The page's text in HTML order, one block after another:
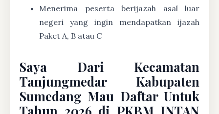
Menerima peserta berijazah asal luar
negeri yang ingin mendapatkan ijazah
Paket A, B atau C
Saya Dari Kecamatan
Tanjungmedar Kabupaten
Sumedang Mau Daftar Untuk
Tahun 2026 di PKBM INTAN